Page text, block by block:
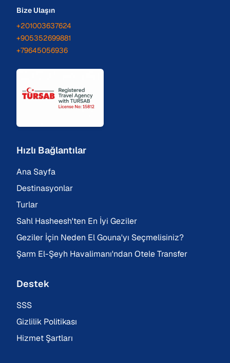
Bize Ulaşın
+201003637624
+905352699881
+79645056936
Hızlı Bağlantılar
Ana Sayfa
Destinasyonlar
Turlar
Sahl Hasheesh'ten En İyi Geziler
Geziler İçin Neden El Gouna'yı Seçmelisiniz?
Şarm El-Şeyh Havalimanı'ndan Otele Transfer
Destek
SSS
Gizlilik Politikası
Hizmet Şartları